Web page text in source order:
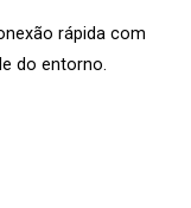
rápida com
do entorno.